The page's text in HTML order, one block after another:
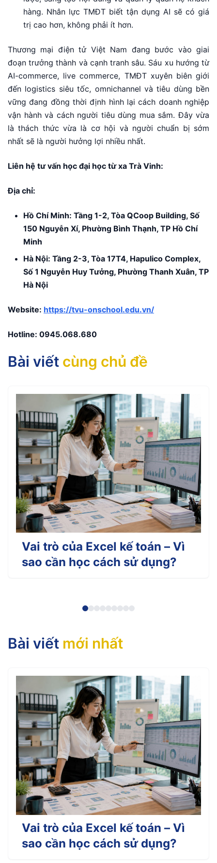
hàng. Nhân lực TMĐT biết tận dụng AI sẽ có giá
trị cao hơn, không phải ít hơn.
Thương mại điện tử Việt Nam đang bước vào giai
đoạn trưởng thành và cạnh tranh sâu. Sáu xu hướng từ
AI-commerce, live commerce, TMĐT xuyên biên giới
đến logistics siêu tốc, omnichannel và tiêu dùng bền
vững đang đồng thời định hình lại cách doanh nghiệp
vận hành và cách người tiêu dùng mua sắm. Đây vừa
là thách thức vừa là cơ hội và người chuẩn bị sớm
nhất sẽ là người hưởng lợi nhiều nhất.
Liên hệ tư vấn học đại học từ xa Trà Vinh:
Địa chỉ:
Hồ Chí Minh: Tầng 1-2, Tòa QCoop Building, Số
150 Nguyễn Xí, Phường Bình Thạnh, TP Hồ Chí
Minh
Hà Nội: Tầng 2-3, Tòa 17T4, Hapulico Complex,
Số 1 Nguyễn Huy Tưởng, Phường Thanh Xuân, TP
Hà Nội
Website: https://tvu-onschool.edu.vn/
Hotline: 0945.068.680
Bài viết cùng chủ đề
Vai trò của Excel kế toán – Vì
sao cần học cách sử dụng?
Bài viết mới nhất
Vai trò của Excel kế toán – Vì
sao cần học cách sử dụng?